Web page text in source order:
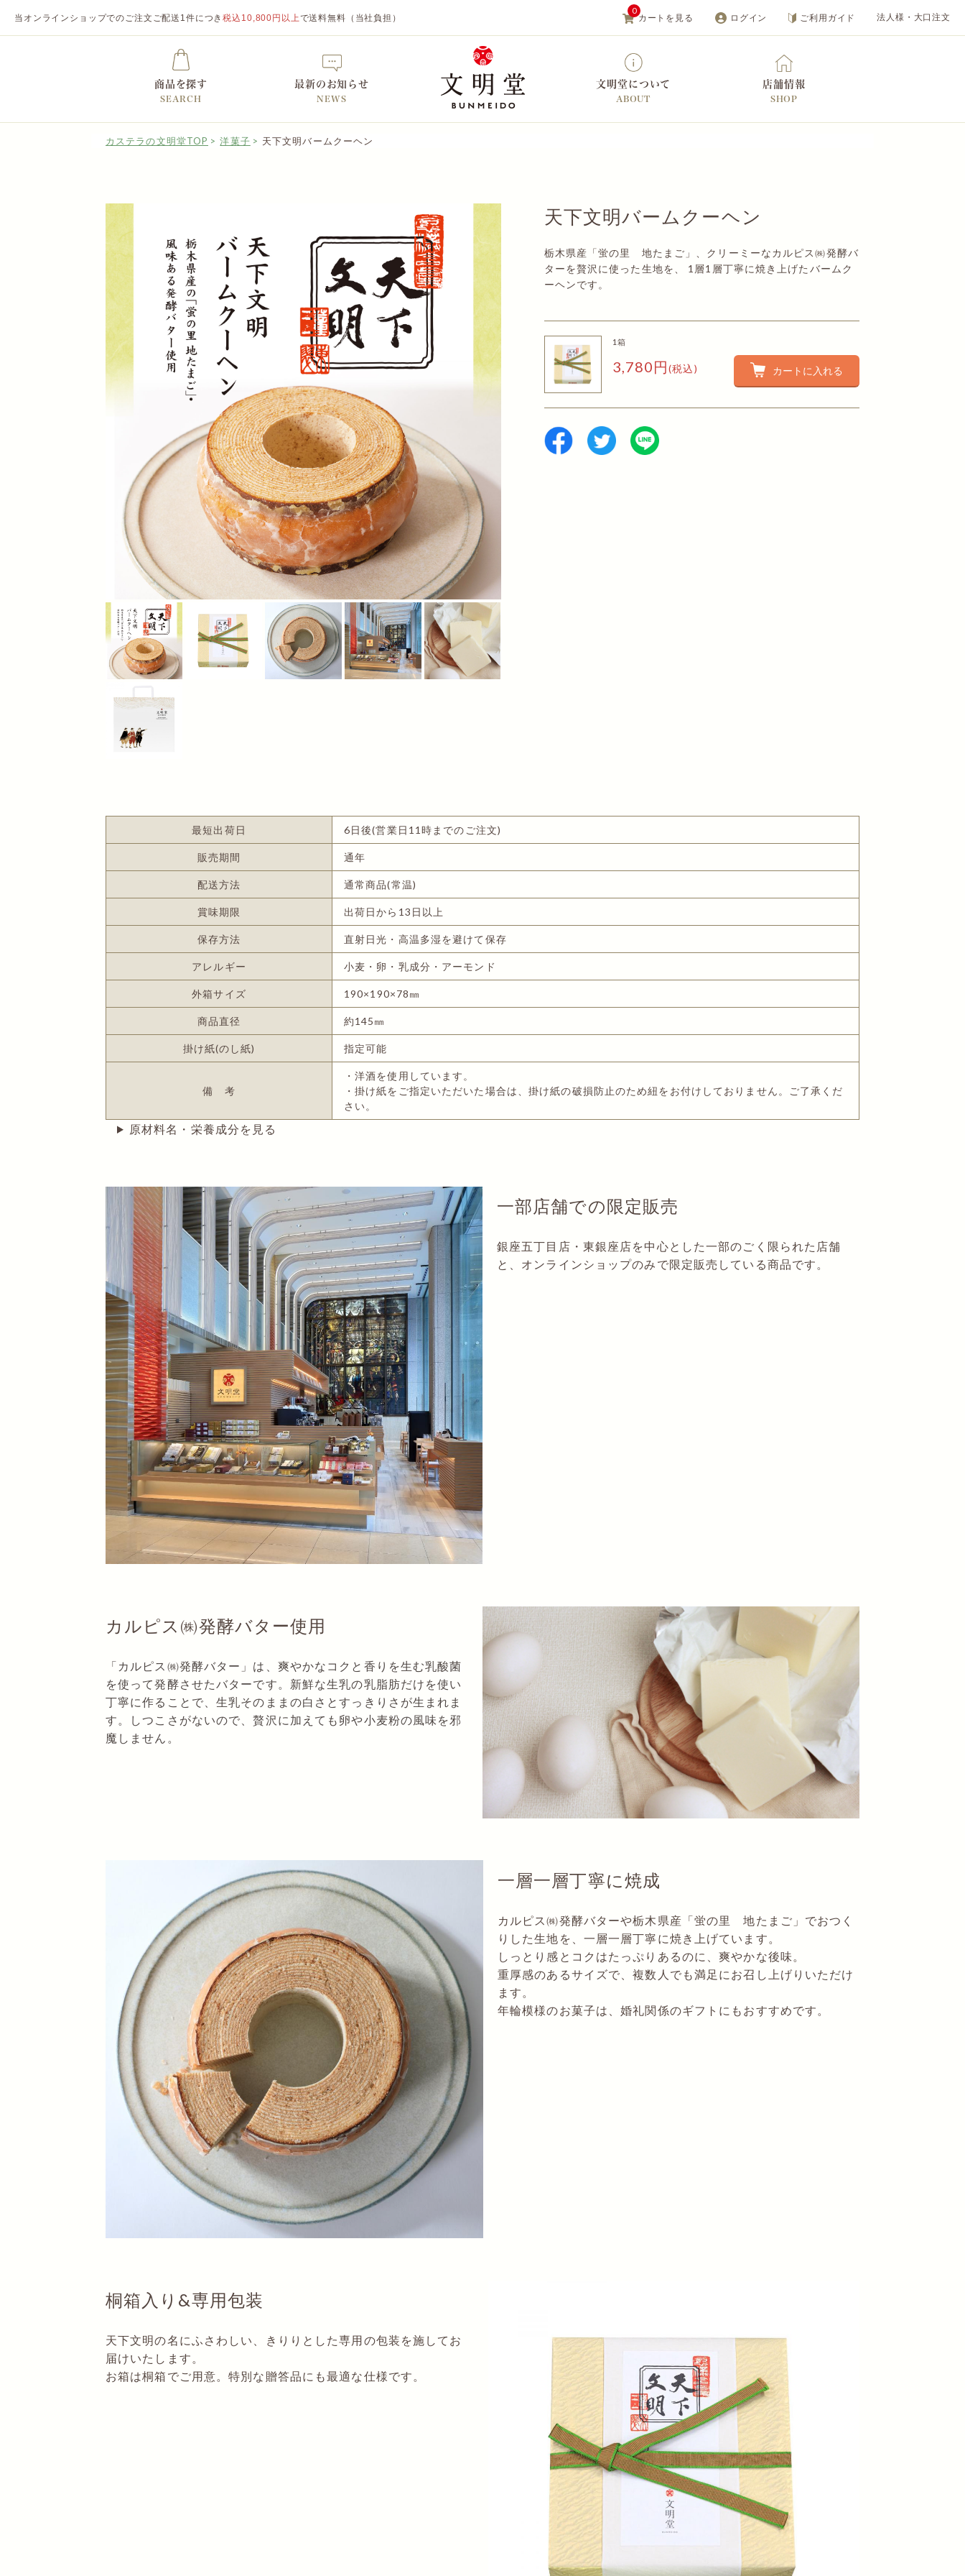
商品を探す
SEARCH
最新のお知らせ
NEWS
文明堂について
ABOUT
店舗情報
SHOP
当オンラインショップでのご注文ご配送1件につき税込10,800円以上で送料無料（当社負担） カートを見る
0
ログイン ご利用ガイド 法人様・大口注文
カステラの文明堂TOP 洋菓子 天下文明バームクーヘン
天下文明バームクーヘン
栃木県産「蛍の里 地たまご」、クリーミーなカルピス㈱発酵バ
ターを贅沢に使った生地を、 1層1層丁寧に焼き上げたバームク
ーヘンです。
1箱
3,780円(税込) カートに入れる
最短出荷日 6日後(営業日11時までのご注文)
販売期間 通年
配送方法 通常商品(常温)
賞味期限 出荷日から13日以上
保存方法 直射日光・高温多湿を避けて保存
アレルギー 小麦・卵・乳成分・アーモンド
外箱サイズ 190×190×78㎜
商品直径 約145㎜
掛け紙(のし紙) 指定可能
備 考
・洋酒を使用しています。
・掛け紙をご指定いただいた場合は、掛け紙の破損防止のため紐をお付けしておりません。ご了承くだ
さい。
原材料名・栄養成分を見る
一部店舗での限定販売
銀座五丁目店・東銀座店を中心とした一部のごく限られた店舗
と、オンラインショップのみで限定販売している商品です。
カルピス㈱発酵バター使用
「カルピス㈱発酵バター」は、爽やかなコクと香りを生む乳酸菌
を使って発酵させたバターです。新鮮な生乳の乳脂肪だけを使い
丁寧に作ることで、生乳そのままの白さとすっきりさが生まれま
す。しつこさがないので、贅沢に加えても卵や小麦粉の風味を邪
魔しません。
一層一層丁寧に焼成
カルピス㈱発酵バターや栃木県産「蛍の里 地たまご」でおつく
りした生地を、一層一層丁寧に焼き上げています。
しっとり感とコクはたっぷりあるのに、爽やかな後味。
重厚感のあるサイズで、複数人でも満足にお召し上げりいただけ
ます。
年輪模様のお菓子は、婚礼関係のギフトにもおすすめです。
桐箱入り&専用包装
天下文明の名にふさわしい、きりりとした専用の包装を施してお
届けいたします。
お箱は桐箱でご用意。特別な贈答品にも最適な仕様です。